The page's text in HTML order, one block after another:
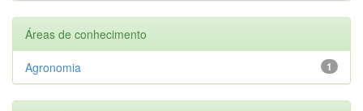
Áreas de conhecimento
1
Agronomia